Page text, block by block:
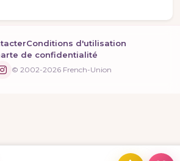
Conditions d'utilisation
de confidentialité
© 2002-2026 French-Union